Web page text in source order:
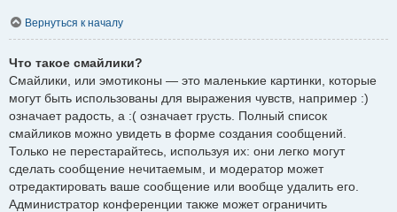
Вернуться к началу
Что такое смайлики?
Смайлики, или эмотиконы — это маленькие картинки, которые
могут быть использованы для выражения чувств, например :)
означает радость, а :( означает грусть. Полный список
смайликов можно увидеть в форме создания сообщений.
Только не перестарайтесь, используя их: они легко могут
сделать сообщение нечитаемым, и модератор может
отредактировать ваше сообщение или вообще удалить его.
Администратор конференции также может ограничить